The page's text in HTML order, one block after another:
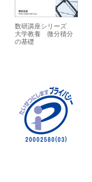
数研講座シリーズ
大学教養 微分積分
の基礎